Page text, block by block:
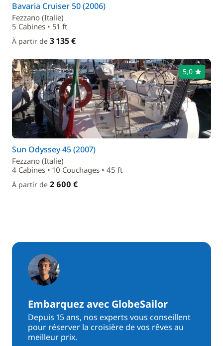
Bavaria Cruiser 50 (2006)
Fezzano (Italie)
5 Cabines • 51 ft
À partir de 3 135 €
5,0
Sun Odyssey 45 (2007)
Fezzano (Italie)
4 Cabines • 10 Couchages • 45 ft
À partir de 2 600 €
Embarquez avec GlobeSailor
Depuis 15 ans, nos experts vous conseillent
pour réserver la croisière de vos rêves au
meilleur prix.